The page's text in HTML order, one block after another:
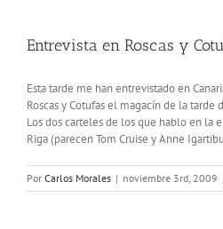
Entrevista en Roscas y
Esta tarde me han entrevistado en
Roscas y Cotufas el magacín de la tarde
Los dos carteles de los que hablo en la
Riga (parecen Tom Cruise y Anne
Por Carlos Morales | noviembre 3rd, 2009